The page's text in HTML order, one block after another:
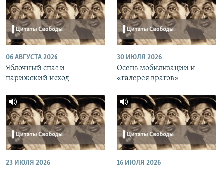
06 АВГУСТА 2026
Яблочный спас и
парижский исход
30 ИЮЛЯ 2026
Осень мобилизации и
«галерея врагов»
23 ИЮЛЯ 2026 16 ИЮЛЯ 2026